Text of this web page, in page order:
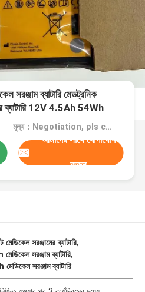
ব্যাটারি মেডট্রনিক
ব্যাটারি 12V 4.5Ah 54Wh
মূল্য：Negotiation, pls contact me
আমাদের সাথে যোগাযোগ
করুন
মেডিকেল সরঞ্জামের ব্যাটারি,
সরঞ্জাম ব্যাটারি,
সরঞ্জাম ব্যাটারি